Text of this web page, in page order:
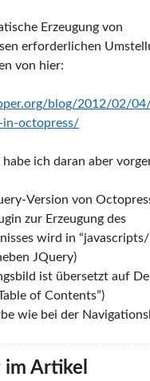
Erzeugung von
erforderlichen
von hier:
blog/2012/02/
octopress/
habe ich daran aber
Version von
zur Erzeugung des
wird in “javascripts/
JQuery)
ist übersetzt auf
of Contents”)
wie bei der
Artikel